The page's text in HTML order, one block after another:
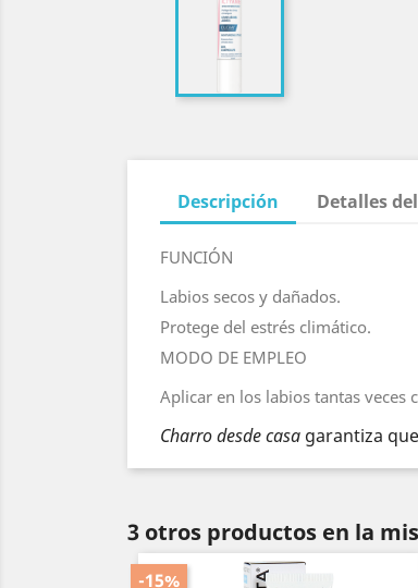
Descripción Detalles
FUNCIÓN
Labios secos y dañados.
Protege del estrés climático.
MODO DE EMPLEO
Aplicar en los labios tantas veces
Charro desde casa garantiza
3 otros productos en la
-15%